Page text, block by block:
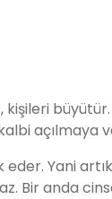
açılmaya
eder. Yani
Bir anda